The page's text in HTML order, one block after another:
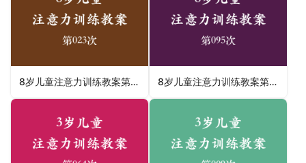
8岁儿童注意力训练教案第023次 共96次 8岁儿童注意力训练教案第095次 共96次